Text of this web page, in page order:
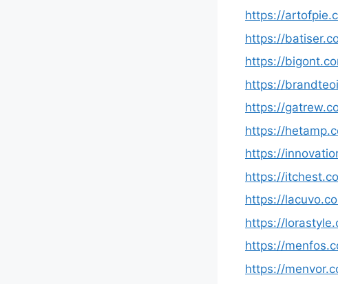
https://
https://
https://
https://
https://
https://
https://
https://
https://
https://
https://
https://